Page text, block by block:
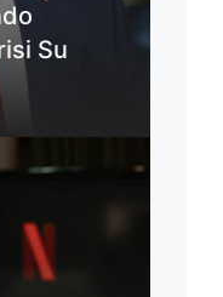
Su